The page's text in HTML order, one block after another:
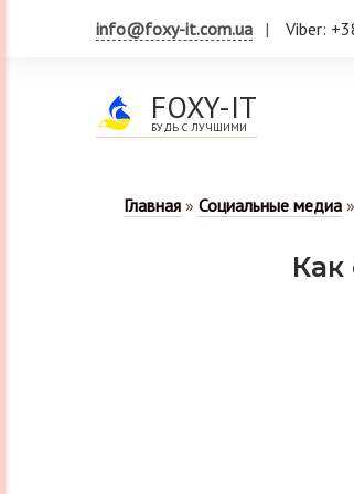
info@foxy-it.com.ua Viber:
FOXY-IT
БУДЬ С ЛУЧШИМИ
Главная » Социальные медиа »
Как